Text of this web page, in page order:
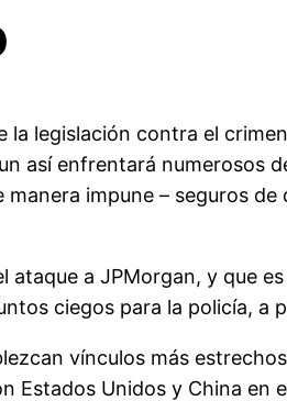
la legislación contra el
así enfrentará numerosos
impune – seguros
a JPMorgan, y que
ciegos para la policía, a
vínculos más
Estados Unidos y China